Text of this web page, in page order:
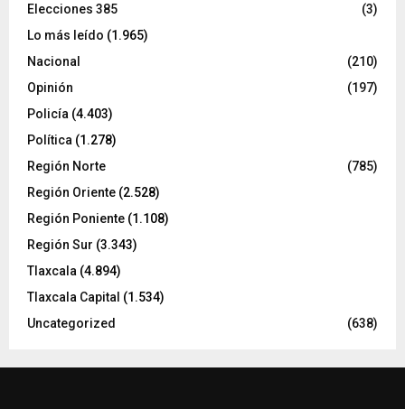
Elecciones 385
(3)
Lo más leído (1.965)
Nacional
(210)
Opinión
(197)
Policía (4.403)
Política (1.278)
Región Norte
(785)
Región Oriente (2.528)
Región Poniente (1.108)
Región Sur (3.343)
Tlaxcala (4.894)
Tlaxcala Capital (1.534)
Uncategorized
(638)